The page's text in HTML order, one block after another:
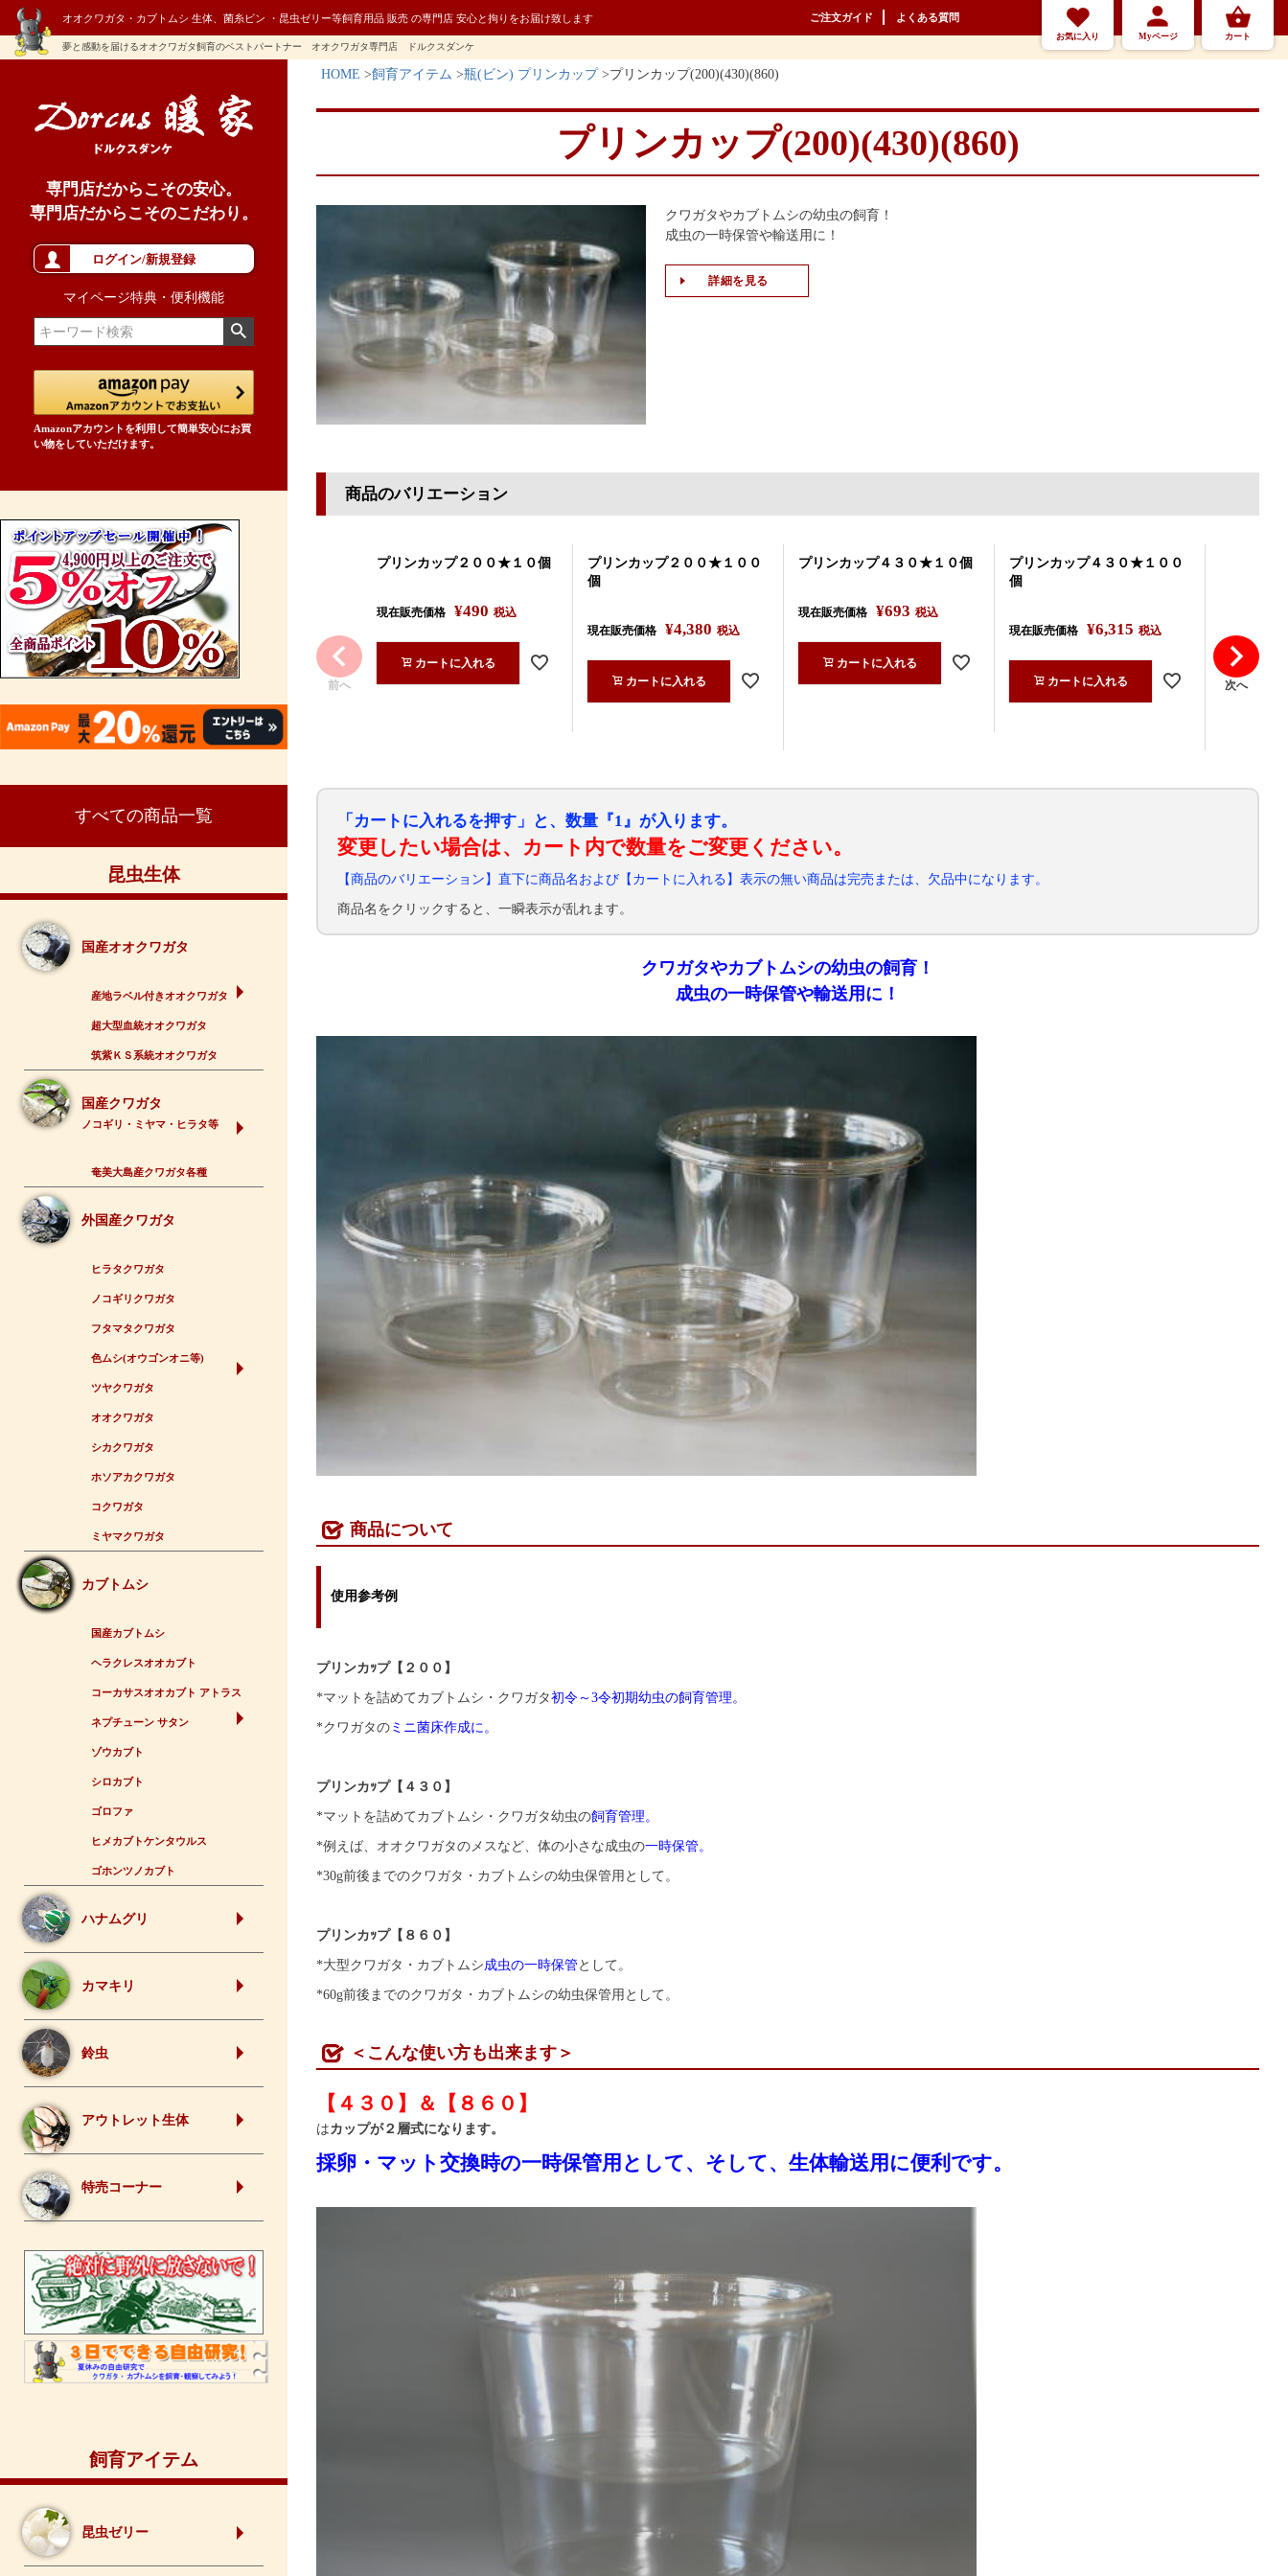
オオクワガタ・カブトムシ 生体、菌糸ビン ・昆虫ゼリー等飼育用品 販売 の専門店 安心と拘りをお届け致します ご注文ガイド よくある質問
夢と感動を届けるオオクワガタ飼育のベストパートナー オオクワガタ専門店 ドルクスダンケ
お気に入り Myページ カート
専門店だからこその安心。
専門店だからこそのこだわり。
ログイン/新規登録
マイページ特典・便利機能
Amazonアカウントを利用して簡単安心にお買
い物をしていただけます。
すべての商品一覧
昆虫生体
国産オオクワガタ
産地ラベル付きオオクワガタ
超大型血統オオクワガタ
筑紫ＫＳ系統オオクワガタ
国産クワガタ
ノコギリ・ミヤマ・ヒラタ等
奄美大島産クワガタ各種
外国産クワガタ
ヒラタクワガタ
ノコギリクワガタ
フタマタクワガタ
色ムシ(オウゴンオニ等)
ツヤクワガタ
オオクワガタ
シカクワガタ
ホソアカクワガタ
コクワガタ
ミヤマクワガタ
カブトムシ
国産カブトムシ
ヘラクレスオオカブト
コーカサスオオカブト アトラス
ネプチューン サタン
ゾウカブト
シロカブト
ゴロファ
ヒメカブトケンタウルス
ゴホンツノカブト
ハナムグリ
カマキリ
鈴虫
アウトレット生体
特売コーナー
飼育アイテム
昆虫ゼリー
HOME 飼育アイテム 瓶(ビン) プリンカップ プリンカップ(200)(430)(860)
プリンカップ(200)(430)(860)
クワガタやカブトムシの幼虫の飼育！
成虫の一時保管や輸送用に！
詳細を見る
商品のバリエーション
前へ
プリンカップ２００★１０個
現在販売価格 ¥490 税込
カートに入れる
プリンカップ２００★１００
個
現在販売価格 ¥4,380 税込
カートに入れる
プリンカップ４３０★１０個
現在販売価格 ¥693 税込
カートに入れる
プリンカップ４３０★１００
個
現在販売価格 ¥6,315 税込
カートに入れる
カー
次へ
「カートに入れるを押す」と、数量『1』が入ります。
変更したい場合は、カート内で数量をご変更ください。
【商品のバリエーション】直下に商品名および【カートに入れる】表示の無い商品は完売または、欠品中になります。
商品名をクリックすると、一瞬表示が乱れます。
クワガタやカブトムシの幼虫の飼育！
成虫の一時保管や輸送用に！
商品について
使用参考例
プリンカｯプ【２００】
*マットを詰めてカブトムシ・クワガタ初令～3令初期幼虫の飼育管理。
*クワガタの ミニ菌床作成に。
プリンカｯプ【４３０】
*マットを詰めてカブトムシ・クワガタ幼虫の飼育管理。
*例えば、オオクワガタのメスなど、体の小さな成虫の一時保管。
*30g前後までのクワガタ・カブトムシの幼虫保管用として。
プリンカｯプ【８６０】
*大型クワガタ・カブトムシ成虫の一時保管 として。
*60g前後までのクワガタ・カブトムシの幼虫保管用として。
＜こんな使い方も出来ます＞
【４３０】＆【８６０】
はカップが２層式になります。
採卵・マット交換時の一時保管用として、そして、生体輸送用に便利です。